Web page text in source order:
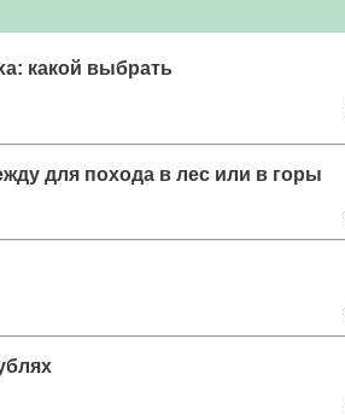
какой выбрать
для похода в лес или в горы